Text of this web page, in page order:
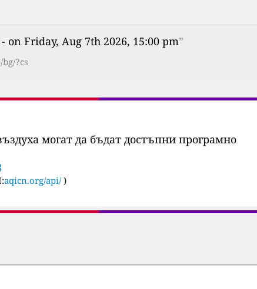
on Friday, Aug 7th 2026, 15:00 pm”
?cs
могат да бъдат достъпни програмно
aqicn.org/api/ )